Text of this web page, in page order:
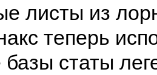
листы из
теперь
базы статы